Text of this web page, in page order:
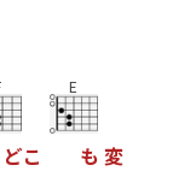
どこ
E
も 変